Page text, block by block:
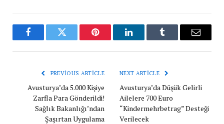
FacebookTwitter Pinterest LinkedInTumblr Email
PREVIOUS ARTICLE
Avusturya’da 5.000 Kişiye
Zarfla Para Gönderildi!
Sağlık Bakanlığı’ndan
Şaşırtan Uygulama
NEXT ARTICLE
Avusturya’da Düşük Gelirli
Ailelere 700 Euro
“Kindermehrbetrag” Desteği
Verilecek